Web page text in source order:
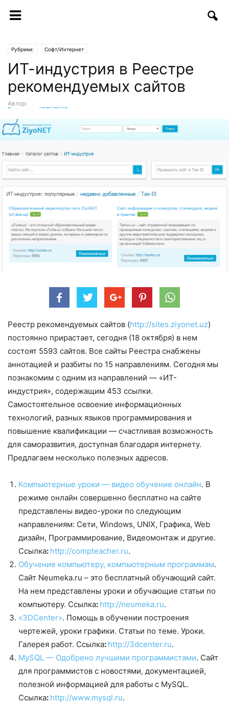
Рубрики: Софт/Интернет
ИТ-индустрия в Реестре
рекомендуемых сайтов
Автор:
Редакция ICTNEWS
Реестр рекомендуемых сайтов (http://sites.ziyonet.uz)
постоянно прирастает, сегодня (18 октября) в нем
состоят 5593 сайтов. Все сайты Реестра снабжены
аннотацией и разбиты по 15 направлениям. Сегодня мы
познакомим с одним из направлений — «ИТ-
индустрия», содержащим 453 ссылки.
Самостоятельное освоение информационных
технологий, разных языков программирования и
повышение квалификации — счастливая возможность
для саморазвития, доступная благодаря интернету.
Предлагаем несколько полезных адресов.
Компьютерные уроки — видео обучение онлайн. В
режиме онлайн совершенно бесплатно на сайте
представлены видео-уроки по следующим
направлениям: Сети, Windows, UNIX, Графика, Web
дизайн, Программирование, Видеомонтаж и другие.
Ссылка: http://compteacher.ru.
Обучение компьютеру, компьютерным программам.
Сайт Neumeka.ru – это бесплатный обучающий сайт.
На нем представлены уроки и обучающие статьи по
компьютеру. Ссылка: http://neumeka.ru.
«3DCenter». Помощь в обучении построения
чертежей, уроки графики. Статьи по теме. Уроки.
Галерея работ. Ссылка: http://3dcenter.ru.
MySQL — Oдобрено лучшими программистами. Сайт
для программистов с новостями, документацией,
полезной информацией для работы с MySQL.
Ссылка: http://www.mysql.ru.